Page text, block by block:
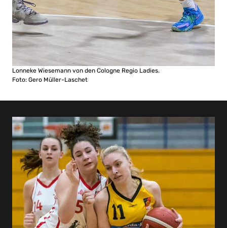
Lonneke Wiesemann von den Cologne Regio Ladies.
Foto: Gero Müller-Laschet